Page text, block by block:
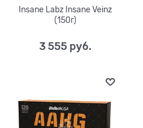
Insane Labz Insane Veinz
(150г)
3 555 руб.